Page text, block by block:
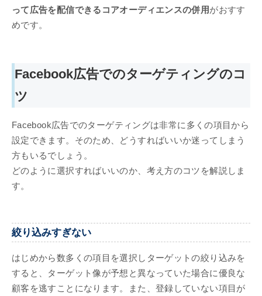
って広告を配信できるコアオーディエンスの併用がおすす
めです。
Facebook広告でのターゲティングのコ
ツ
Facebook広告でのターゲティングは非常に多くの項目から
設定できます。そのため、どうすればいいか迷ってしまう
方もいるでしょう。
どのように選択すればいいのか、考え方のコツを解説しま
す。
絞り込みすぎない
はじめから数多くの項目を選択しターゲットの絞り込みを
すると、ターゲット像が予想と異なっていた場合に優良な
顧客を逃すことになります。また、登録していない項目が